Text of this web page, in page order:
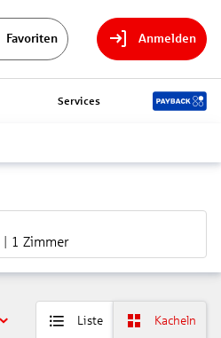
Favoriten Anmelden
Services
1 Zimmer
Liste Kacheln